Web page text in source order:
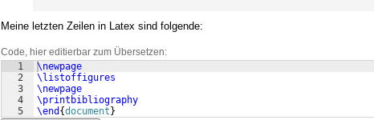
Meine letzten Zeilen in Latex sind folgende:
Code, hier editierbar zum Übersetzen:
1
2
3
4
5
\newpage
\listoffigures
\newpage
\printbibliography
\end {document }